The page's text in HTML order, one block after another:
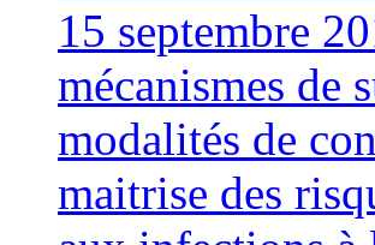
15 septembre
mécanismes de
modalités de
maitrise des